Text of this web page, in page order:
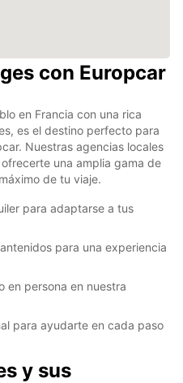
con Europcar
en Francia con una rica
es el destino perfecto para
Nuestras agencias locales
una amplia gama de
de tu viaje.
para adaptarse a tus
para una experiencia
en persona en nuestra
para ayudarte en cada paso
y sus